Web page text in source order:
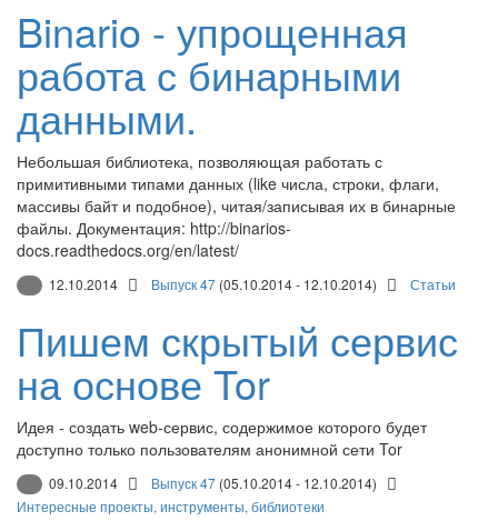
Binario - упрощенная
работа с бинарными
данными.
Небольшая библиотека, позволяющая работать с
примитивными типами данных (like числа, строки, флаги,
массивы байт и подобное), читая/записывая их в бинарные
файлы. Документация: http://binarios-
docs.readthedocs.org/en/latest/
12.10.2014 Выпуск 47 (05.10.2014 - 12.10.2014) Статьи
Пишем скрытый сервис
на основе Tor
Идея - создать web-сервис, содержимое которого будет
доступно только пользователям анонимной сети Tor
09.10.2014 Выпуск 47 (05.10.2014 - 12.10.2014)
Интересные проекты, инструменты, библиотеки